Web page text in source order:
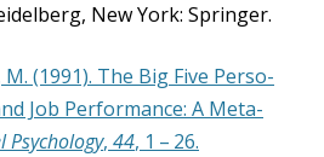
New York: Springer.
(1991). The Big Five Per­so­
Job Per­for­mance: A Meta-
Psy­cho­lo­gy, 44, 1 – 26.